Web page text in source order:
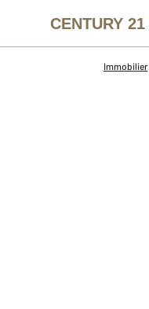
CENTURY 21
Immobilier